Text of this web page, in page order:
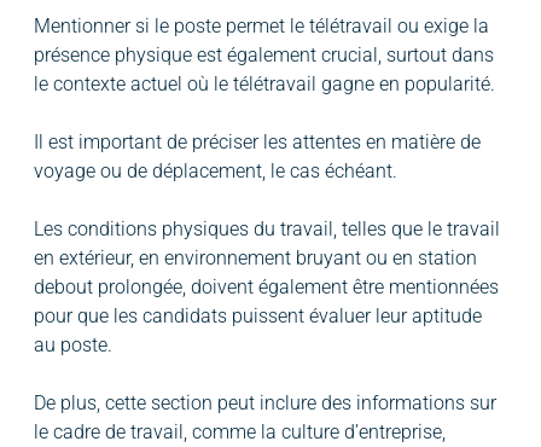
Mentionner si le poste permet le télétravail ou exige la
présence physique est également crucial, surtout dans
le contexte actuel où le télétravail gagne en popularité.
Il est important de préciser les attentes en matière de
voyage ou de déplacement, le cas échéant.
Les conditions physiques du travail, telles que le travail
en extérieur, en environnement bruyant ou en station
debout prolongée, doivent également être mentionnées
pour que les candidats puissent évaluer leur aptitude
au poste.
De plus, cette section peut inclure des informations sur
le cadre de travail, comme la culture d’entreprise,